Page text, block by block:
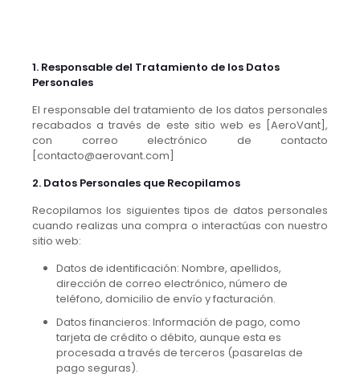
1. Responsable del Tratamiento de los Datos
Personales
El responsable del tratamiento de los datos personales
recabados a través de este sitio web es [AeroVant],
con correo electrónico de contacto
[contacto@aerovant.com]
2. Datos Personales que Recopilamos
Recopilamos los siguientes tipos de datos personales
cuando realizas una compra o interactúas con nuestro
sitio web:
Datos de identificación: Nombre, apellidos,
dirección de correo electrónico, número de
teléfono, domicilio de envío y facturación.
Datos financieros: Información de pago, como
tarjeta de crédito o débito, aunque esta es
procesada a través de terceros (pasarelas de
pago seguras).